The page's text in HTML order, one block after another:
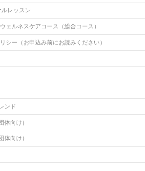
レッスン
ェルネスケアコース（総合コース）
シー（お申込み前にお読みください）
ンド
向け）
向け）